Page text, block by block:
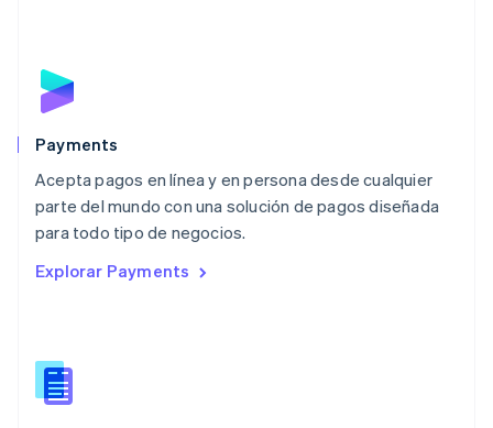
Payments
Acepta pagos en línea y en persona desde cualquier
parte del mundo con una solución de pagos diseñada
para todo tipo de negocios.
Explorar Payments
Malta
English
EspañolEnglish
English
Nueva Zelandia
English
NederlandsEnglish
Português
RAE de Hong Kong, China